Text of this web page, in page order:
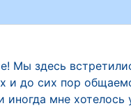
Мы здесь
и до сих пор
иногда мне